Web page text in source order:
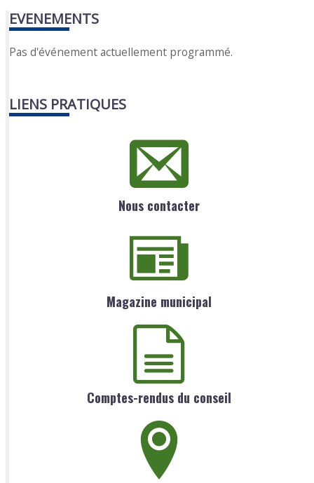
EVENEMENTS
Pas d'événement actuellement programmé.
LIENS PRATIQUES
Nous contacter
Magazine municipal
Comptes-rendus du conseil